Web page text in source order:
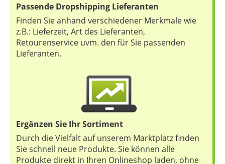
Passende Dropshipping Lieferanten
Finden Sie anhand verschiedener Merkmale wie
z.B.: Lieferzeit, Art des Lieferanten,
Retourenservice uvm. den für Sie passenden
Lieferanten.
Ergänzen Sie Ihr Sortiment
Durch die Vielfalt auf unserem Marktplatz finden
Sie schnell neue Produkte. Sie können alle
Produkte direkt in Ihren Onlineshop laden, ohne